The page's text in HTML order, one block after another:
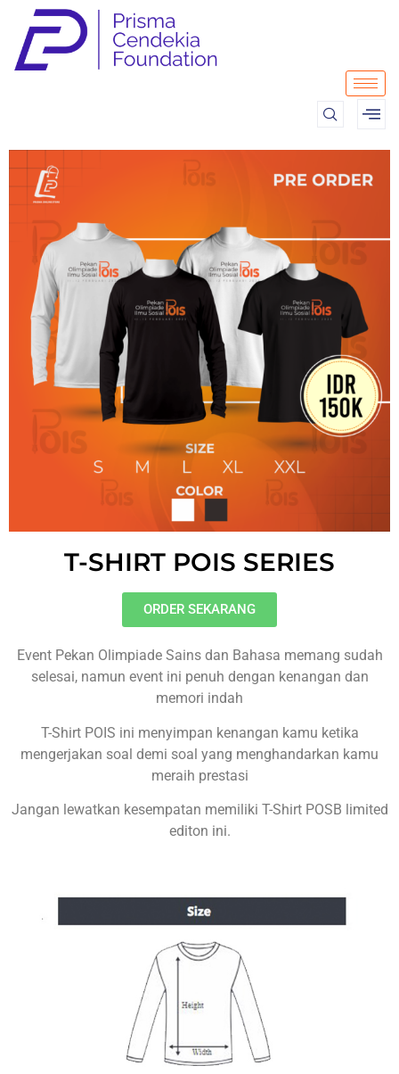
T-SHIRT POIS SERIES
ORDER SEKARANG
Event Pekan Olimpiade Sains dan Bahasa memang sudah
selesai, namun event ini penuh dengan kenangan dan
memori indah
T-Shirt POIS ini menyimpan kenangan kamu ketika
mengerjakan soal demi soal yang menghandarkan kamu
meraih prestasi
Jangan lewatkan kesempatan memiliki T-Shirt POSB limited
editon ini.